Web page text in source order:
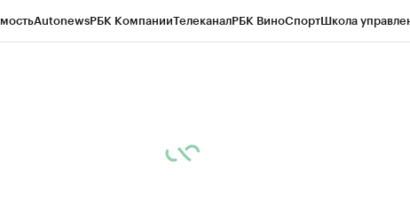
AutonewsРБК КомпанииТелеканалРБК ВиноСпортШкола